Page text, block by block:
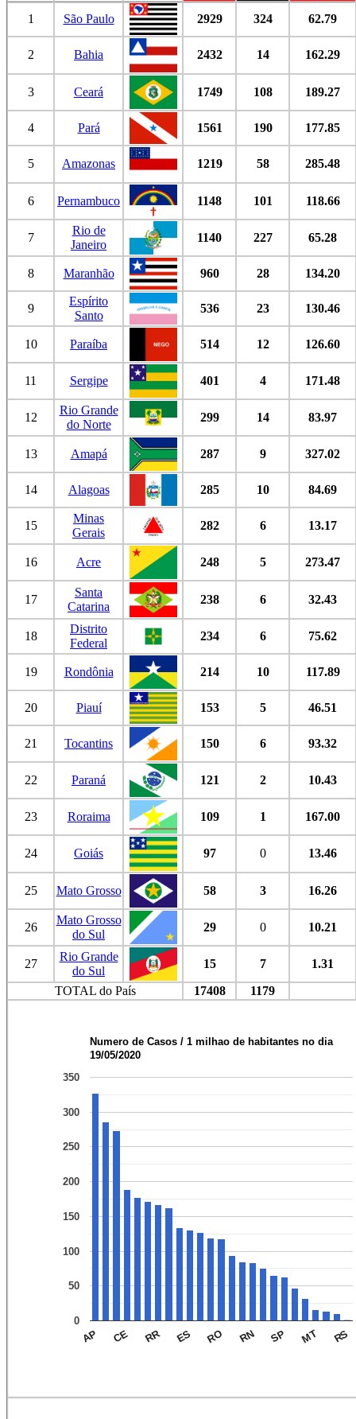
1 São Paulo 2929 324 62.79
2 Bahia 2432 14 162.29
3 Ceará 1749 108 189.27
4 Pará 1561 190 177.85
5 Amazonas 1219 58 285.48
6 Pernambuco 1148 101 118.66
7
Rio de
Janeiro
1140 227 65.28
8 Maranhão 960 28 134.20
9
Espírito
Santo
536 23 130.46
10 Paraíba 514 12 126.60
11 Sergipe 401 4 171.48
12
Rio Grande
do Norte
299 14 83.97
13 Amapá 287 9 327.02
14 Alagoas 285 10 84.69
15
Minas
Gerais
282 6 13.17
16 Acre 248 5 273.47
17
Santa
Catarina
238 6 32.43
18
Distrito
Federal
234 6 75.62
19 Rondônia 214 10 117.89
20 Piauí 153 5 46.51
21 Tocantins 150 6 93.32
22 Paraná 121 2 10.43
23 Roraima 109 1 167.00
24 Goiás 97 0 13.46
25 Mato Grosso 58 3 16.26
26
Mato Grosso
do Sul
29 0 10.21
27
Rio Grande
do Sul
15 7
1.31
TOTAL do País
17408 1179
Numero de Casos / 1 milhao de habitantes no dia
19/05/2020
AP CE RR ES RO RN SP MT RS
0
50
100
150
200
250
300
350